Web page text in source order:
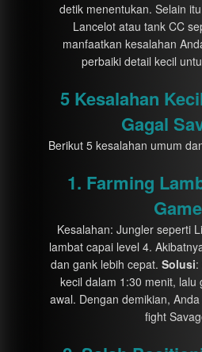
detik menentukan. Selain
Lancelot atau tank CC
manfaatkan kesalahan
perbaiki detail kecil
5 Kesalahan
Gagal
Berikut 5 kesalahan umum
1. Farming
Game
Kesalahan: Jungler seperti
lambat capai level 4.
dan gank lebih cepat. Solusi:
kecil dalam 1:30 menit, lalu
awal. Dengan demikian,
fight